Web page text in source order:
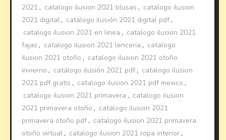
2021 , catalogo ilusion 2021 blusas , catalogo ilusion
2021 digital , catálogo ilusión 2021 digital pdf ,
catalogo ilusion 2021 en linea , catalogo ilusion 2021
fajas , catalogo ilusion 2021 lenceria , catalogo
ilusion 2021 otoño , catalogo ilusion 2021 otoño
invierno , catálogo ilusión 2021 pdf , catalogo ilusion
2021 pdf gratis , catalogo ilusion 2021 pdf mexico ,
catalogo ilusion 2021 primavera , catalogo ilusion
2021 primavera otoño , catalogo ilusion 2021
primavera otoño pdf , catalogo ilusion 2021 primavera
otoño virtual , catalogo ilusion 2021 ropa interior ,